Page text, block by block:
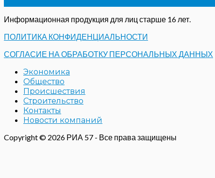
Информационная продукция для лиц старше 16 лет.
ПОЛИТИКА КОНФИДЕНЦИАЛЬНОСТИ
СОГЛАСИЕ НА ОБРАБОТКУ ПЕРСОНАЛЬНЫХ ДАННЫХ
Экономика
Общество
Происшествия
Строительство
Контакты
Новости компаний
Copyright © 2026 РИА 57 - Все права защищены